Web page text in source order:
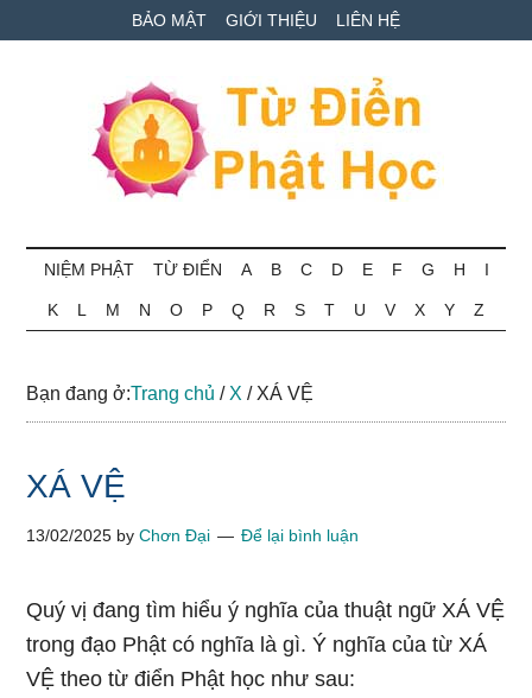
to
to
qua
BẢO MẬT GIỚI THIỆU LIÊN HỆ
Từ
điển
Phật
học
ngữ
NIỆM PHẬT TỪ ĐIỂN A B C D E F G H I
K L M N O P Q R S T U V X Y Z
Bạn đang ở:Trang chủ / X /XÁ VỆ
XÁ VỆ
13/02/2025 byChơn Đại Để lại bình luận
Quý vị đang tìm hiểu ý nghĩa của thuật ngữ XÁ VỆ
trong đạo Phật có nghĩa là gì. Ý nghĩa của từ XÁ
VỆ theo từ điển Phật học như sau: